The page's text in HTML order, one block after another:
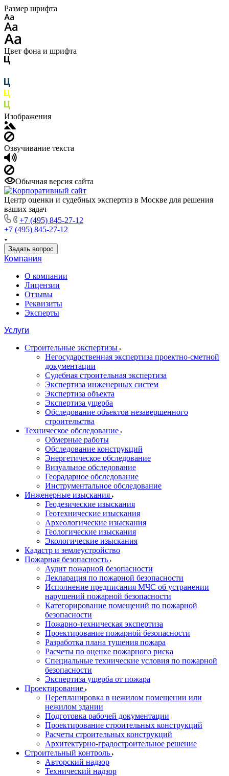
Размер шрифта
Цвет фона и шрифта
Изображения
Озвучивание текста
Обычная версия сайта
Центр оценки и судебных экспертиз в Москве для решения
ваших задач
+7 (495) 845-27-12
+7 (495) 845-27-12
Задать вопрос
Компания
О компании
Лицензии
Отзывы
Реквизиты
Эксперты
Услуги
Строительные экспертизы
Негосударственная экспертиза проектно-сметной
документации
Судебная строительная экспертиза
Экспертиза инженерных систем
Экспертиза объекта
Экспертиза ущерба
Обследование объектов незавершенного
строительства
Техническое обследование
Обмерные работы
Обследование конструкций
Энергетическое обследование
Визуальное обследование
Георадарное обследование
Инструментальное обследование
Инженерные изыскания
Геодезические изыскания
Геотехнические изыскания
Археологические изыскания
Геологические изыскания
Экологические изыскания
Кадастр и землеустройство
Пожарная безопасность
Аудит пожарной безопасности
Декларация по пожарной безопасности
Исполнение предписания МЧС об устранении
нарушений пожарной безопасности
Категорирование помещений по пожарной
безопасности
Пожарно-техническая экспертиза
Проектирование пожарной безопасности
Разработка плана тушения пожара
Расчеты по оценке пожарного риска
Специальные технические условия по пожарной
безопасности
Экспертиза ущерба от пожара
Проектирование
Перепланировка в нежилом помещении или
нежилом здании
Подготовка рабочей документации
Проектирование строительных конструкций
Расчеты строительных конструкций
Архитектурно-градостроительное решение
Строительный контроль
Авторский надзор
Технический надзор